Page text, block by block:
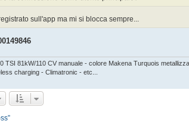
sull'app ma mi si blocca sempre...
TSI 81kW/110 CV manuale - colore Makena Turquois
charging - Climatronic - etc...